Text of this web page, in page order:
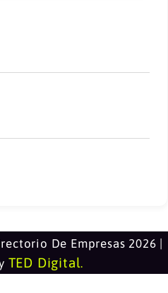
De Empresas 2026 |
TED Digital.